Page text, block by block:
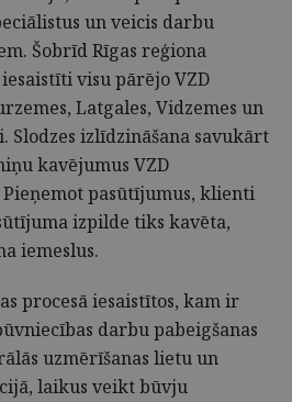
un veicis darbu
Šobrīd Rīgas reģiona
visu pārējo VZD
Latgales, Vidzemes un
Slodzes izlīdzināšana savukārt
kavējumus VZD
pasūtījumus, klienti
izpilde tiks kavēta,
iemeslus.
procesā iesaistītos, kam ir
darbu pabeigšanas
uzmērīšanas lietu un
laikus veikt būvju